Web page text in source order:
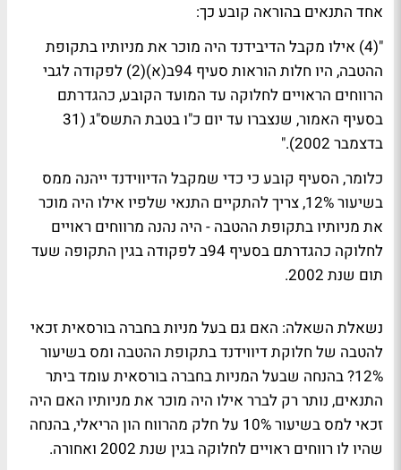
אחד התנאים בהוראה קובע כך:
"(4) אילו מקבל הדיבידנד היה מוכר את מניותיו בתקופת
ההטבה, היו חלות הוראות סעיף 94ב(א)(2) לפקודה לגבי
הרווחים הראויים לחלוקה עד המועד הקובע, כהגדרתם
בסעיף האמור, שנצברו עד יום כ"ו בטבת התשס"ג (31
בדצמבר 2002)."
כלומר, הסעיף קובע כי כדי שמקבל הדיווידנד ייהנה ממס
בשיעור 12%, צריך להתקיים התנאי שלפיו אילו היה מוכר
את מניותיו בתקופת ההטבה - היה נהנה מרווחים ראויים
לחלוקה כהגדרתם בסעיף 94ב לפקודה בגין התקופה שעד
תום שנת 2002.
נשאלת השאלה: האם גם בעל מניות בחברה בורסאית זכאי
להטבה של חלוקת דיווידנד בתקופת ההטבה ומס בשיעור
12%? בהנחה שבעל המניות בחברה בורסאית עומד ביתר
התנאים, נותר רק לברר אילו היה מוכר את מניותיו האם היה
זכאי למס בשיעור 10% על חלק מהרווח הון הריאלי, בהנחה
שהיו לו רווחים ראויים לחלוקה בגין שנת 2002 ואחורה.